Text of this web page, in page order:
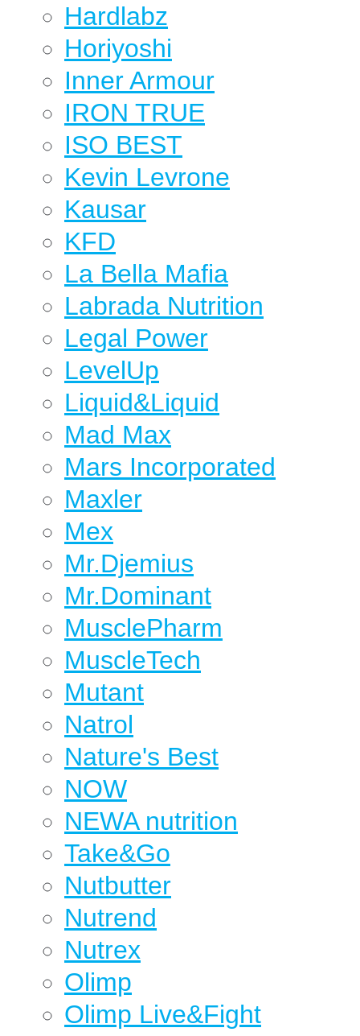
Hardlabz
Horiyoshi
Inner Armour
IRON TRUE
ISO BEST
Kevin Levrone
Kausar
KFD
La Bella Mafia
Labrada Nutrition
Legal Power
LevelUp
Liquid&Liquid
Mad Max
Mars Incorporated
Maxler
Mex
Mr.Djemius
Mr.Dominant
MusclePharm
MuscleTech
Mutant
Natrol
Nature's Best
NOW
NEWA nutrition
Take&Go
Nutbutter
Nutrend
Nutrex
Olimp
Olimp Live&Fight